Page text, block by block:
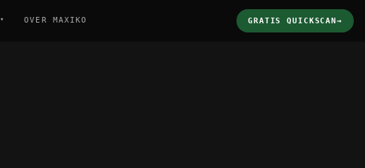
▾ OVER MAXIKO GRATIS QUICKSCAN→